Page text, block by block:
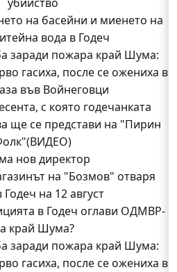
на басейни и миенето на
вода в Годеч
заради пожара край Шума:
гасиха, после се ожениха в
във Войнеговци
с която годечанката
ще се представи на "Пирин
нов директор
на "Бозмов" отваря
Годеч на 12 август
в Годеч оглави ОДМВР-
Видин
край Шума?
и Део сред първите
край Шума?
заради пожара край Шума:
гасиха, после се ожениха в